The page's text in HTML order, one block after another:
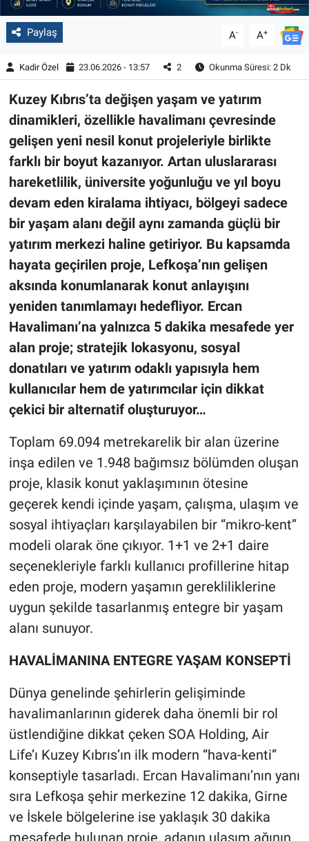
Paylaş A- A+
Kadir Özel 23.06.2026 - 13:57 2 Okunma Süresi: 2 Dk
Kuzey Kıbrıs’ta değişen yaşam ve yatırım
dinamikleri, özellikle havalimanı çevresinde
gelişen yeni nesil konut projeleriyle birlikte
farklı bir boyut kazanıyor. Artan uluslararası
hareketlilik, üniversite yoğunluğu ve yıl boyu
devam eden kiralama ihtiyacı, bölgeyi sadece
bir yaşam alanı değil aynı zamanda güçlü bir
yatırım merkezi haline getiriyor. Bu kapsamda
hayata geçirilen proje, Lefkoşa’nın gelişen
aksında konumlanarak konut anlayışını
yeniden tanımlamayı hedefliyor. Ercan
Havalimanı’na yalnızca 5 dakika mesafede yer
alan proje; stratejik lokasyonu, sosyal
donatıları ve yatırım odaklı yapısıyla hem
kullanıcılar hem de yatırımcılar için dikkat
çekici bir alternatif oluşturuyor…
Toplam 69.094 metrekarelik bir alan üzerine
inşa edilen ve 1.948 bağımsız bölümden oluşan
proje, klasik konut yaklaşımının ötesine
geçerek kendi içinde yaşam, çalışma, ulaşım ve
sosyal ihtiyaçları karşılayabilen bir “mikro-kent”
modeli olarak öne çıkıyor. 1+1 ve 2+1 daire
seçenekleriyle farklı kullanıcı profillerine hitap
eden proje, modern yaşamın gerekliliklerine
uygun şekilde tasarlanmış entegre bir yaşam
alanı sunuyor.
HAVALİMANINA ENTEGRE YAŞAM KONSEPTİ
Dünya genelinde şehirlerin gelişiminde
havalimanlarının giderek daha önemli bir rol
üstlendiğine dikkat çeken SOA Holding, Air
Life’ı Kuzey Kıbrıs’ın ilk modern “hava-kenti”
konseptiyle tasarladı. Ercan Havalimanı’nın yanı
sıra Lefkoşa şehir merkezine 12 dakika, Girne
ve İskele bölgelerine ise yaklaşık 30 dakika